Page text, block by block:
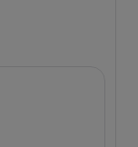
und zeigt dir
dich in